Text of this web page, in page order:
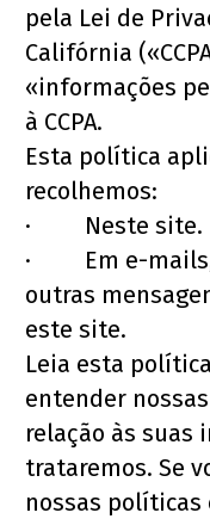
pela Lei de
Califórnia
«informações
à CCPA.
Esta política
recolhemos:
·         Neste site.
·         Em e-
outras
este site.
Leia esta
entender
relação às suas
trataremos. Se
nossas políticas